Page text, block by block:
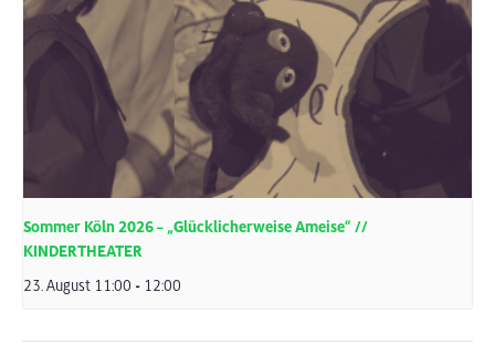
Sommer Köln 2026 – „Glücklicherweise Ameise“ //
KINDERTHEATER
23. August 11:00 - 12:00